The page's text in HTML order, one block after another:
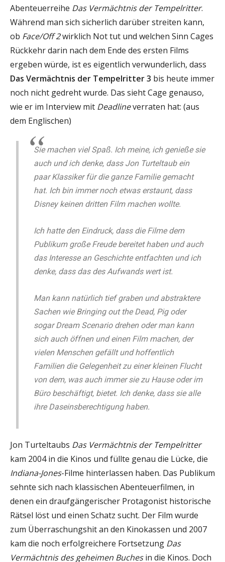
Abenteuerreihe Das Vermächtnis der Tempelritter.
Während man sich sicherlich darüber streiten kann,
ob Face/Off 2wirklich Not tut und welchen Sinn Cages
Rückkehr darin nach dem Ende des ersten Films
ergeben würde, ist es eigentlich verwunderlich, dass
Das Vermächtnis der Tempelritter 3 bis heute immer
noch nicht gedreht wurde. Das sieht Cage genauso,
wie er im Interview mit Deadlineverraten hat: (aus
dem Englischen)
Sie machen viel Spaß. Ich meine, ich genieße sie
auch und ich denke, dass Jon Turteltaub ein
paar Klassiker für die ganze Familie gemacht
hat. Ich bin immer noch etwas erstaunt, dass
Disney keinen dritten Film machen wollte.
Ich hatte den Eindruck, dass die Filme dem
Publikum große Freude bereitet haben und auch
das Interesse an Geschichte entfachten und ich
denke, dass das des Aufwands wert ist.
Man kann natürlich tief graben und abstraktere
Sachen wie Bringing out the Dead, Pig oder
sogar Dream Scenario drehen oder man kann
sich auch öffnen und einen Film machen, der
vielen Menschen gefällt und hoffentlich
Familien die Gelegenheit zu einer kleinen Flucht
von dem, was auch immer sie zu Hause oder im
Büro beschäftigt, bietet. Ich denke, dass sie alle
ihre Daseinsberechtigung haben.
Jon Turteltaubs Das Vermächtnis der Tempelritter
kam 2004 in die Kinos und füllte genau die Lücke, die
Indiana-Jones-Filme hinterlassen haben. Das Publikum
sehnte sich nach klassischen Abenteuerfilmen, in
denen ein draufgängerischer Protagonist historische
Rätsel löst und einen Schatz sucht. Der Film wurde
zum Überraschungshit an den Kinokassen und 2007
kam die noch erfolgreichere Fortsetzung Das
Vermächtnis des geheimen Buchesin die Kinos. Doch